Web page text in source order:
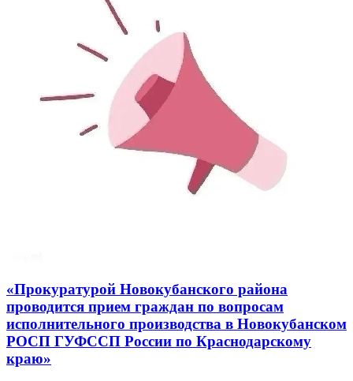
«Прокуратурой Новокубанского района
проводится прием граждан по вопросам
исполнительного производства в Новокубанском
РОСП ГУФССП России по Краснодарскому
краю»